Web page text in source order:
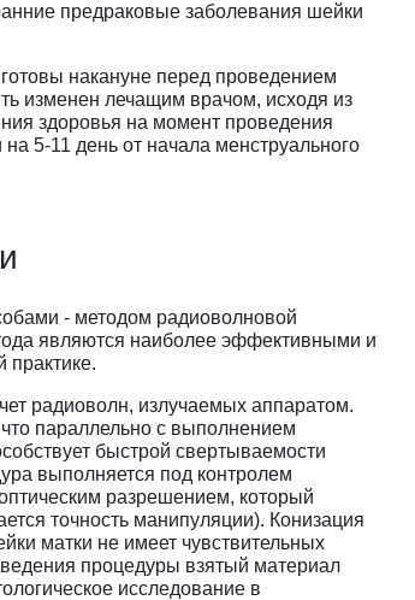
предраковые заболевания шейки
накануне перед проведением
изменен лечащим врачом, исходя из
здоровья на момент проведения
5-11 день от начала менструального
- методом радиоволновой
являются наиболее эффективными и
практике.
радиоволн, излучаемых аппаратом.
параллельно с выполнением
быстрой свертываемости
выполняется под контролем
разрешением, который
точность манипуляции). Конизация
матки не имеет чувствительных
процедуры взятый материал
исследование в